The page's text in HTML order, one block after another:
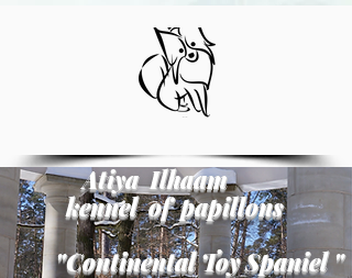
Atiya Ilhaam
kennel of papillons
"Continental Toy Spaniel "